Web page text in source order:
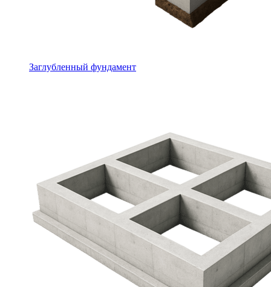
Заглубленный фундамент